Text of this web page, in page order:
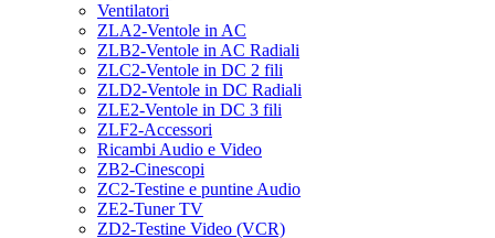
Ventilatori
ZLA2-Ventole in AC
ZLB2-Ventole in AC Radiali
ZLC2-Ventole in DC 2 fili
ZLD2-Ventole in DC Radiali
ZLE2-Ventole in DC 3 fili
ZLF2-Accessori
Ricambi Audio e Video
ZB2-Cinescopi
ZC2-Testine e puntine Audio
ZE2-Tuner TV
ZD2-Testine Video (VCR)